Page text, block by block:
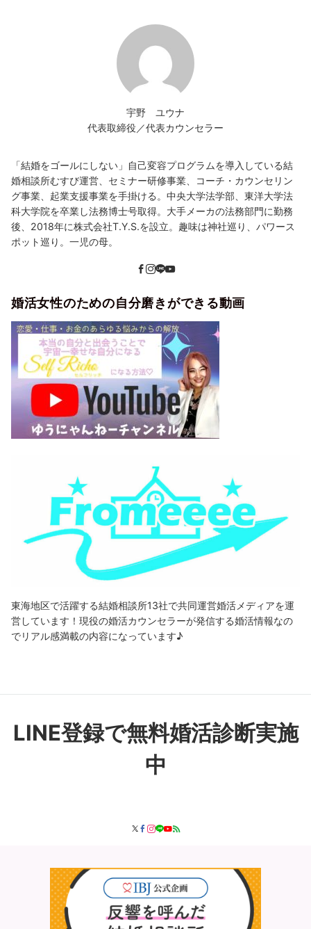
宇野 ユウナ
代表取締役／代表カウンセラー
「結婚をゴールにしない」自己変容プログラムを導入している結
婚相談所むすび運営、セミナー研修事業、コーチ・カウンセリン
グ事業、起業支援事業を手掛ける。中央大学法学部、東洋大学法
科大学院を卒業し法務博士号取得。大手メーカの法務部門に勤務
後、2018年に株式会社T.Y.S.を設立。趣味は神社巡り、パワース
ポット巡り。一児の母。
婚活女性のための自分磨きができる動画
東海地区で活躍する結婚相談所13社で共同運営婚活メディアを運
営しています！現役の婚活カウンセラーが発信する婚活情報なの
でリアル感満載の内容になっています♪
LINE登録で無料婚活診断実施
中